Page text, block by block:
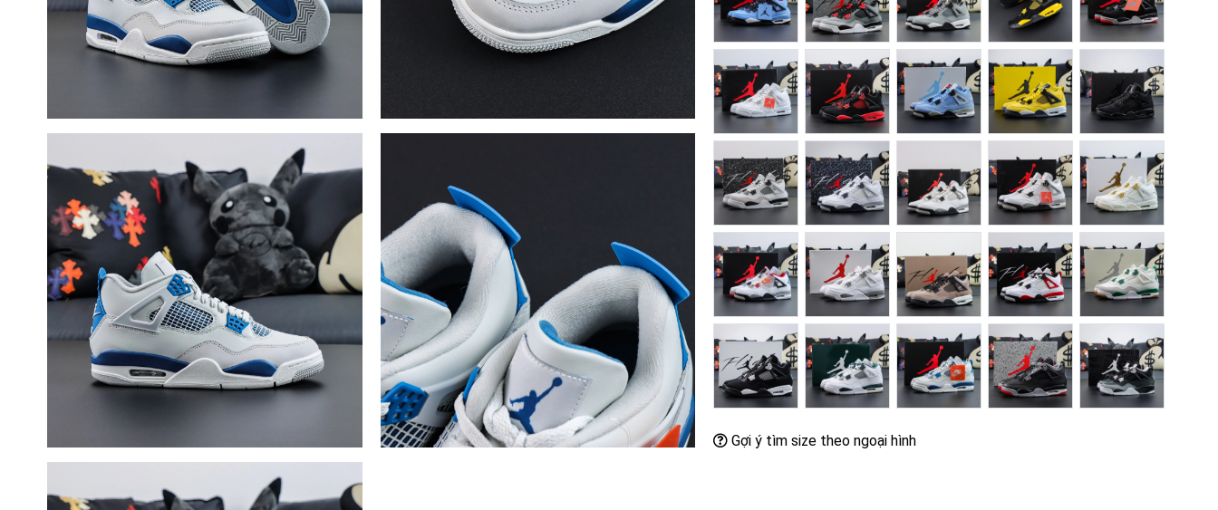
Gợi ý tìm size theo ngoại hình